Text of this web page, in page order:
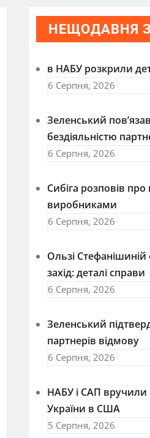
НЕЩОДАВНЯ
в НАБУ розкрили
6 Серпня, 2026
Зеленський
бездіяльністю
6 Серпня, 2026
Сибіга розповів
виробниками
6 Серпня, 2026
Ользі
захід: деталі справи
6 Серпня, 2026
Зеленський
партнерів відмову
6 Серпня, 2026
НАБУ і САП вручили
України в США
5 Серпня, 2026